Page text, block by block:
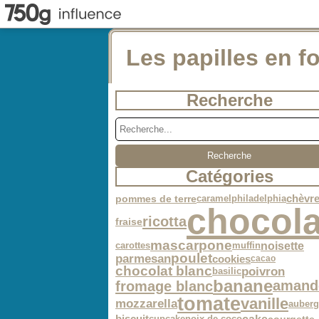
Les papilles en
Recherche
Catégories
pommes de terrecaramel philadelphiachèvre
fraisericotta
carottesmascarponemuffinnoisette
parmesanpouletcookiescacao
chocolat blanc basilicpoivron
fromage blancbanane
mozzarellatomatevanille